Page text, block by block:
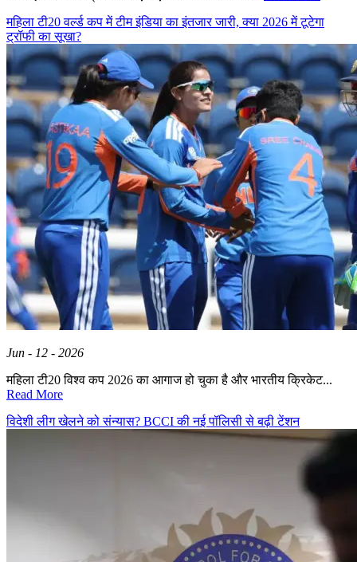
महिला टी20 वर्ल्ड कप में टीम इंडिया का इंतजार जारी, क्या 2026 में टूटेगा
ट्रॉफी का सूखा?
Jun - 12 - 2026
महिला टी20 विश्व कप 2026 का आगाज हो चुका है और भारतीय क्रिकेट...
Read More
विदेशी लीग खेलने को संन्यास? BCCI की नई पॉलिसी से बढ़ी टेंशन